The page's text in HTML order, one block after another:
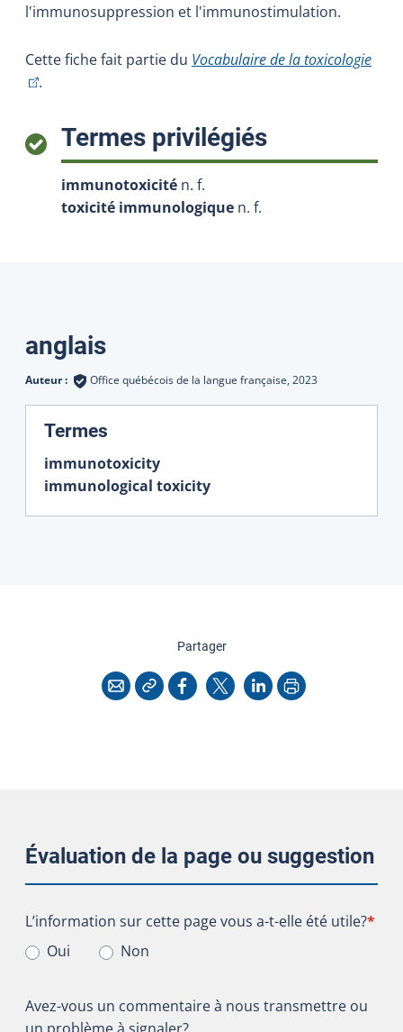
l'immunosuppression et l'immunostimulation.
Cette fiche fait partie du Vocabulaire de la toxicologie(Cet
.
Termes privilégiés:
immunotoxicité n. f.
toxicité immunologique n. f.
Traductions
anglais
Auteur : Office québécois de la langue française, 2023
Termes
immunotoxicity
immunological toxicity
Partagercette page
CourrielCopier l'adresse
Facebook
X LinkedInImprimer
Évaluation de la page ou suggestion
L’information sur cette page vous a-t-elle été utile?
L’information sur cette page vous a-t-elle été utile?*
Oui
Non
Avez-vous un commentaire à nous transmettre ou
un problème à signaler?